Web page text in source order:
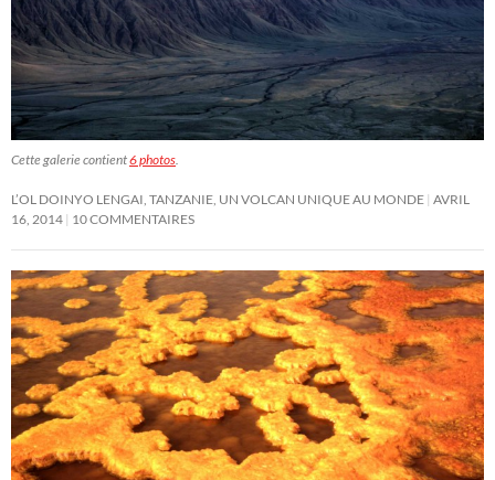
Cette galerie contient6 photos
L’OL DOINYO LENGAI, TANZANIE, UN VOLCAN UNIQUE AU MONDE AVRIL
16, 2014 10 COMMENTAIRES